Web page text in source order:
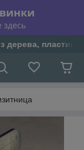
дерева, пластика